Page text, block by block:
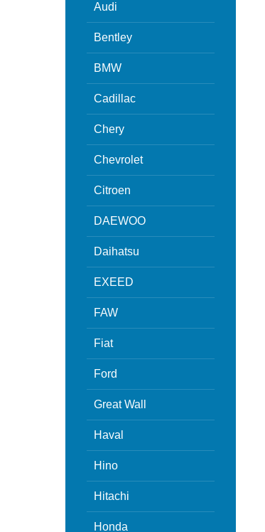
Audi
Bentley
BMW
Cadillac
Chery
Chevrolet
Citroen
DAEWOO
Daihatsu
EXEED
FAW
Fiat
Ford
Great Wall
Haval
Hino
Hitachi
Honda